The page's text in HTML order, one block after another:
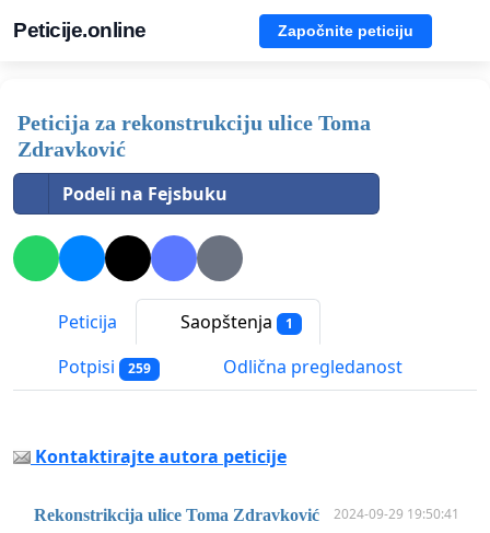
Peticije.online Započnite peticiju
Peticija za rekonstrukciju ulice Toma
Zdravković
Podeli na Fejsbuku
Peticija Saopštenja 1
Potpisi 259 Odlična pregledanost
Kontaktirajte autora peticije
Rekonstrikcija ulice Toma Zdravković 2024-09-29 19:50:41